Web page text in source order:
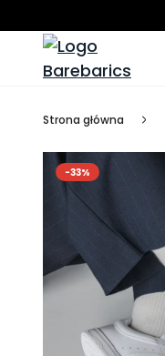
Strona główna
-33%